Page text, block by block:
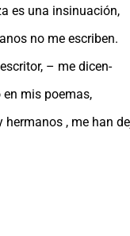
es una insinuación,
no me escriben.
– me dicen-
mis poemas,
hermanos , me han